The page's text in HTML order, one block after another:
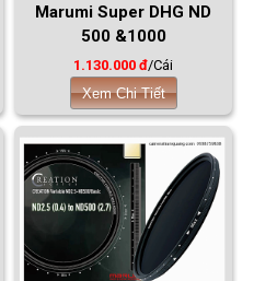
Marumi Super DHG ND
500 &1000
1.130.000 đ/Cái
Xem Chi Tiết